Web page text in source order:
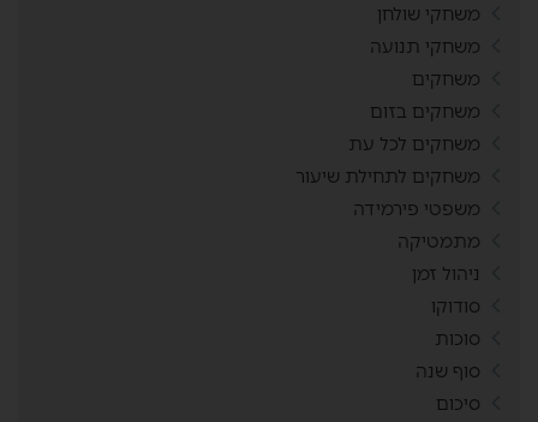
משחקי שולחן
משחקי תנועה
משחקים
משחקים בזום
משחקים לכל עת
משחקים לתחילת שיעור
משפטי פירמידה
מתמטיקה
ניהול זמן
סודוקו
סוכות
סוף שנה
סיכום